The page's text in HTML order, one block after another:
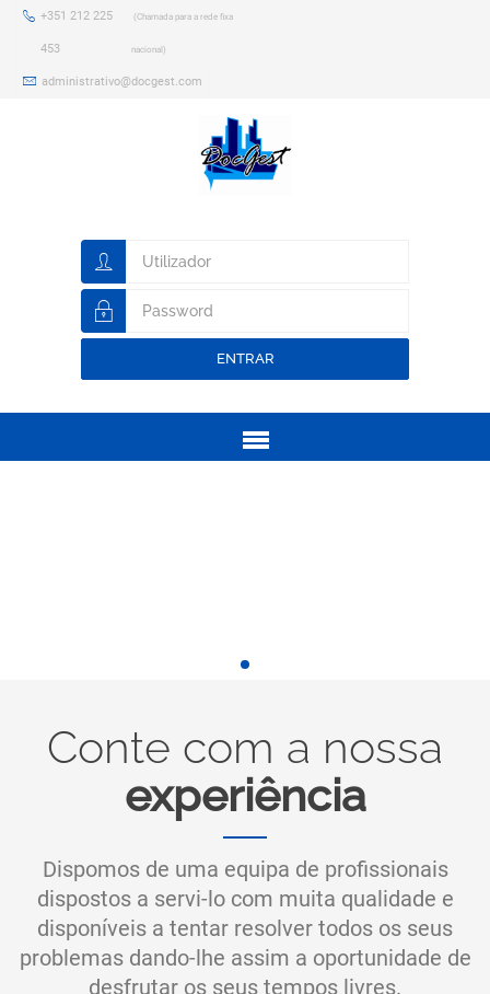
+351 212 225
453
(Chamada para a rede fixa
nacional)
administrativo@docgest.com
ENTRAR
Menu
Conte com a nossa
experiência
Dispomos de uma equipa de profissionais
dispostos a servi-lo com muita qualidade e
disponíveis a tentar resolver todos os seus
problemas dando-lhe assim a oportunidade de
desfrutar os seus tempos livres.